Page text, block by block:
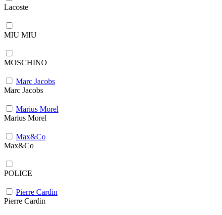
Lacoste
MIU MIU
MOSCHINO
Marc Jacobs
Marc Jacobs
Marius Morel
Marius Morel
Max&Co
Max&Co
POLICE
Pierre Cardin
Pierre Cardin